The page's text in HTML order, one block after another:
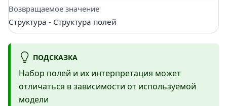
Возвращаемое значение
Структура - Структура полей
ПОДСКАЗКА
Набор полей и их интерпретация может
отличаться в зависимости от используемой
модели